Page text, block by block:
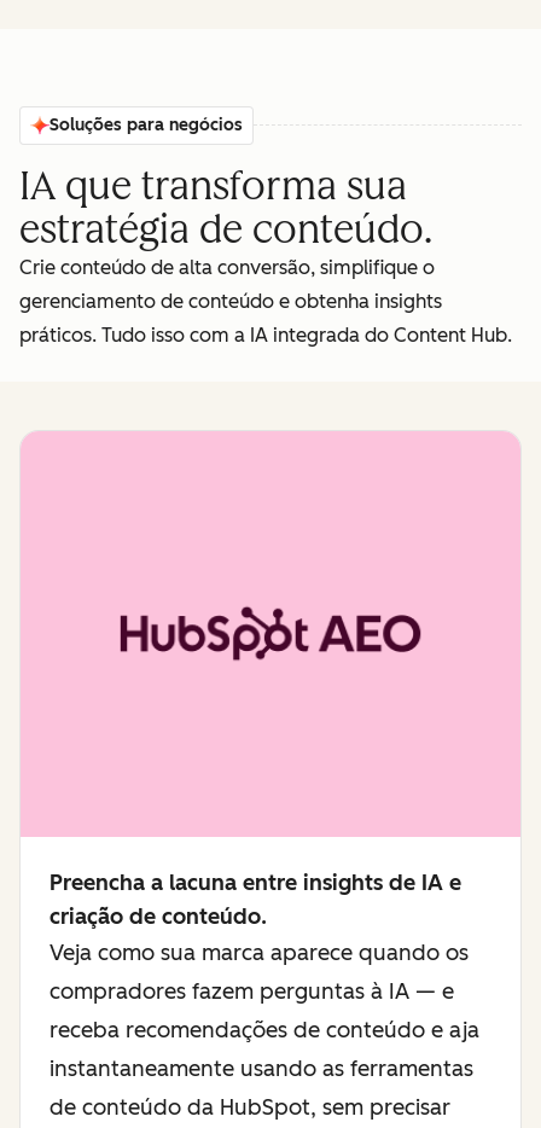
Soluções para negócios
IA que transforma sua
estratégia de conteúdo.
Crie conteúdo de alta conversão, simplifique o
gerenciamento de conteúdo e obtenha insights
práticos. Tudo isso com a IA integrada do Content Hub.
Preencha a lacuna entre insights de IA e
criação de conteúdo.
Veja como sua marca aparece quando os
compradores fazem perguntas à IA — e
receba recomendações de conteúdo e aja
instantaneamente usando as ferramentas
de conteúdo da HubSpot, sem precisar